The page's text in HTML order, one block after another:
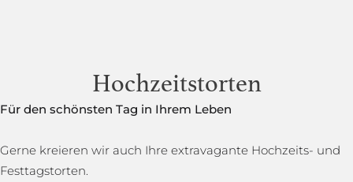
Hochzeitstorten
Für den schönsten Tag in Ihrem Leben
Gerne kreieren wir auch Ihre extravagante Hochzeits- und
Festtagstorten.